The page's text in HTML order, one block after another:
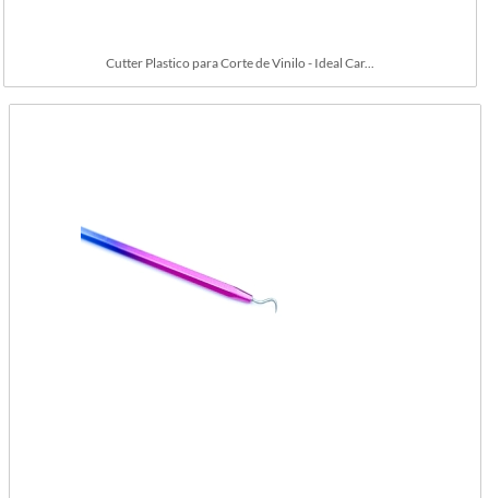
Cutter Plastico para Corte de Vinilo - Ideal Car...